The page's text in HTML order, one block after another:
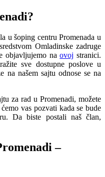
u šoping centru Promenada u
Omladinske zadruge
objavljujemo naovoj stranici.
sve dostupne poslove u
na našem sajtu odnose se na
za rad u Promenadi, možete
vas pozvati kada se bude
Da biste postali naš član,
–